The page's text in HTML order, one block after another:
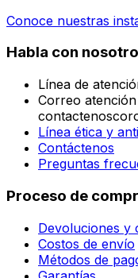
Conoce nuestras
Habla con
Línea de
Correo
Línea ética y
Contáctenos
Preguntas
Proceso de
Devoluciones y
Costos de envío
Métodos de